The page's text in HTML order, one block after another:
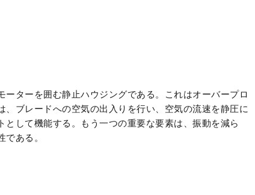
ターを囲む静止ハウジングである。これはオーバープロ
ブレードへの空気の出入りを行い、空気の流速を静圧に
して機能する。もう一つの重要な要素は、振動を減ら
ある。